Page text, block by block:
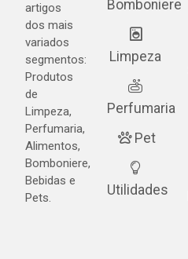
artigos
dos mais
variados
segmentos:
Produtos
de
Limpeza,
Perfumaria,
Alimentos,
Bomboniere,
Bebidas e
Pets.
Bomboniere
Limpeza
Perfumaria
Pet
Utilidades